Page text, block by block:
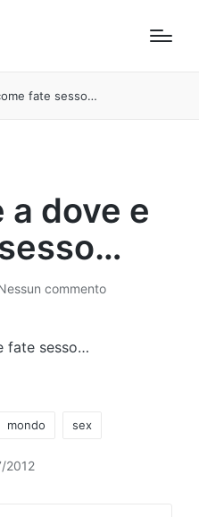
fate sesso…
dove e
commento
fate sesso…
mondo sex
2012